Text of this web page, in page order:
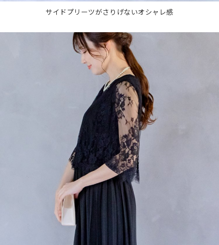
サイドプリーツがさりげないオシャレ感